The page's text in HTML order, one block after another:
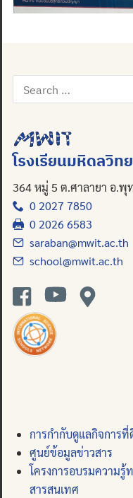
Search
for:
โรงเรียนมหิดลวิ
364 หมู่ 5 ต.ศาลายา อ.
0 2027 7850
0 2026 6583
saraban@mwit.ac.th
school@mwit.ac.th
การกำกับดูแลกิจการที่
ศูนย์ข้อมูลข่าวสาร
โครงการอบรมความรู้
สารสนเทศ